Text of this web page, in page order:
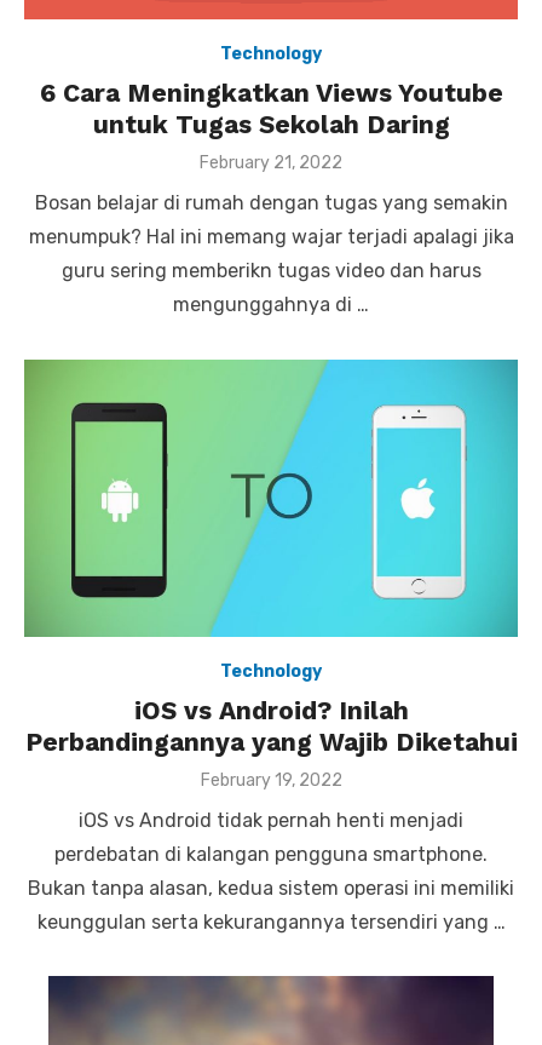
Technology
6 Cara Meningkatkan Views Youtube
untuk Tugas Sekolah Daring
P
s
t
e
d
n
February 21, 2022
Bosan belajar di rumah dengan tugas yang semakin
menumpuk? Hal ini memang wajar terjadi apalagi jika
guru sering memberikn tugas video dan harus
mengunggahnya di …
Technology
iOS vs Android? Inilah
Perbandingannya yang Wajib Diketahui
P
s
e
d
o
n
February 19, 2022
iOS vs Android tidak pernah henti menjadi
perdebatan di kalangan pengguna smartphone.
Bukan tanpa alasan, kedua sistem operasi ini memiliki
keunggulan serta kekurangannya tersendiri yang …